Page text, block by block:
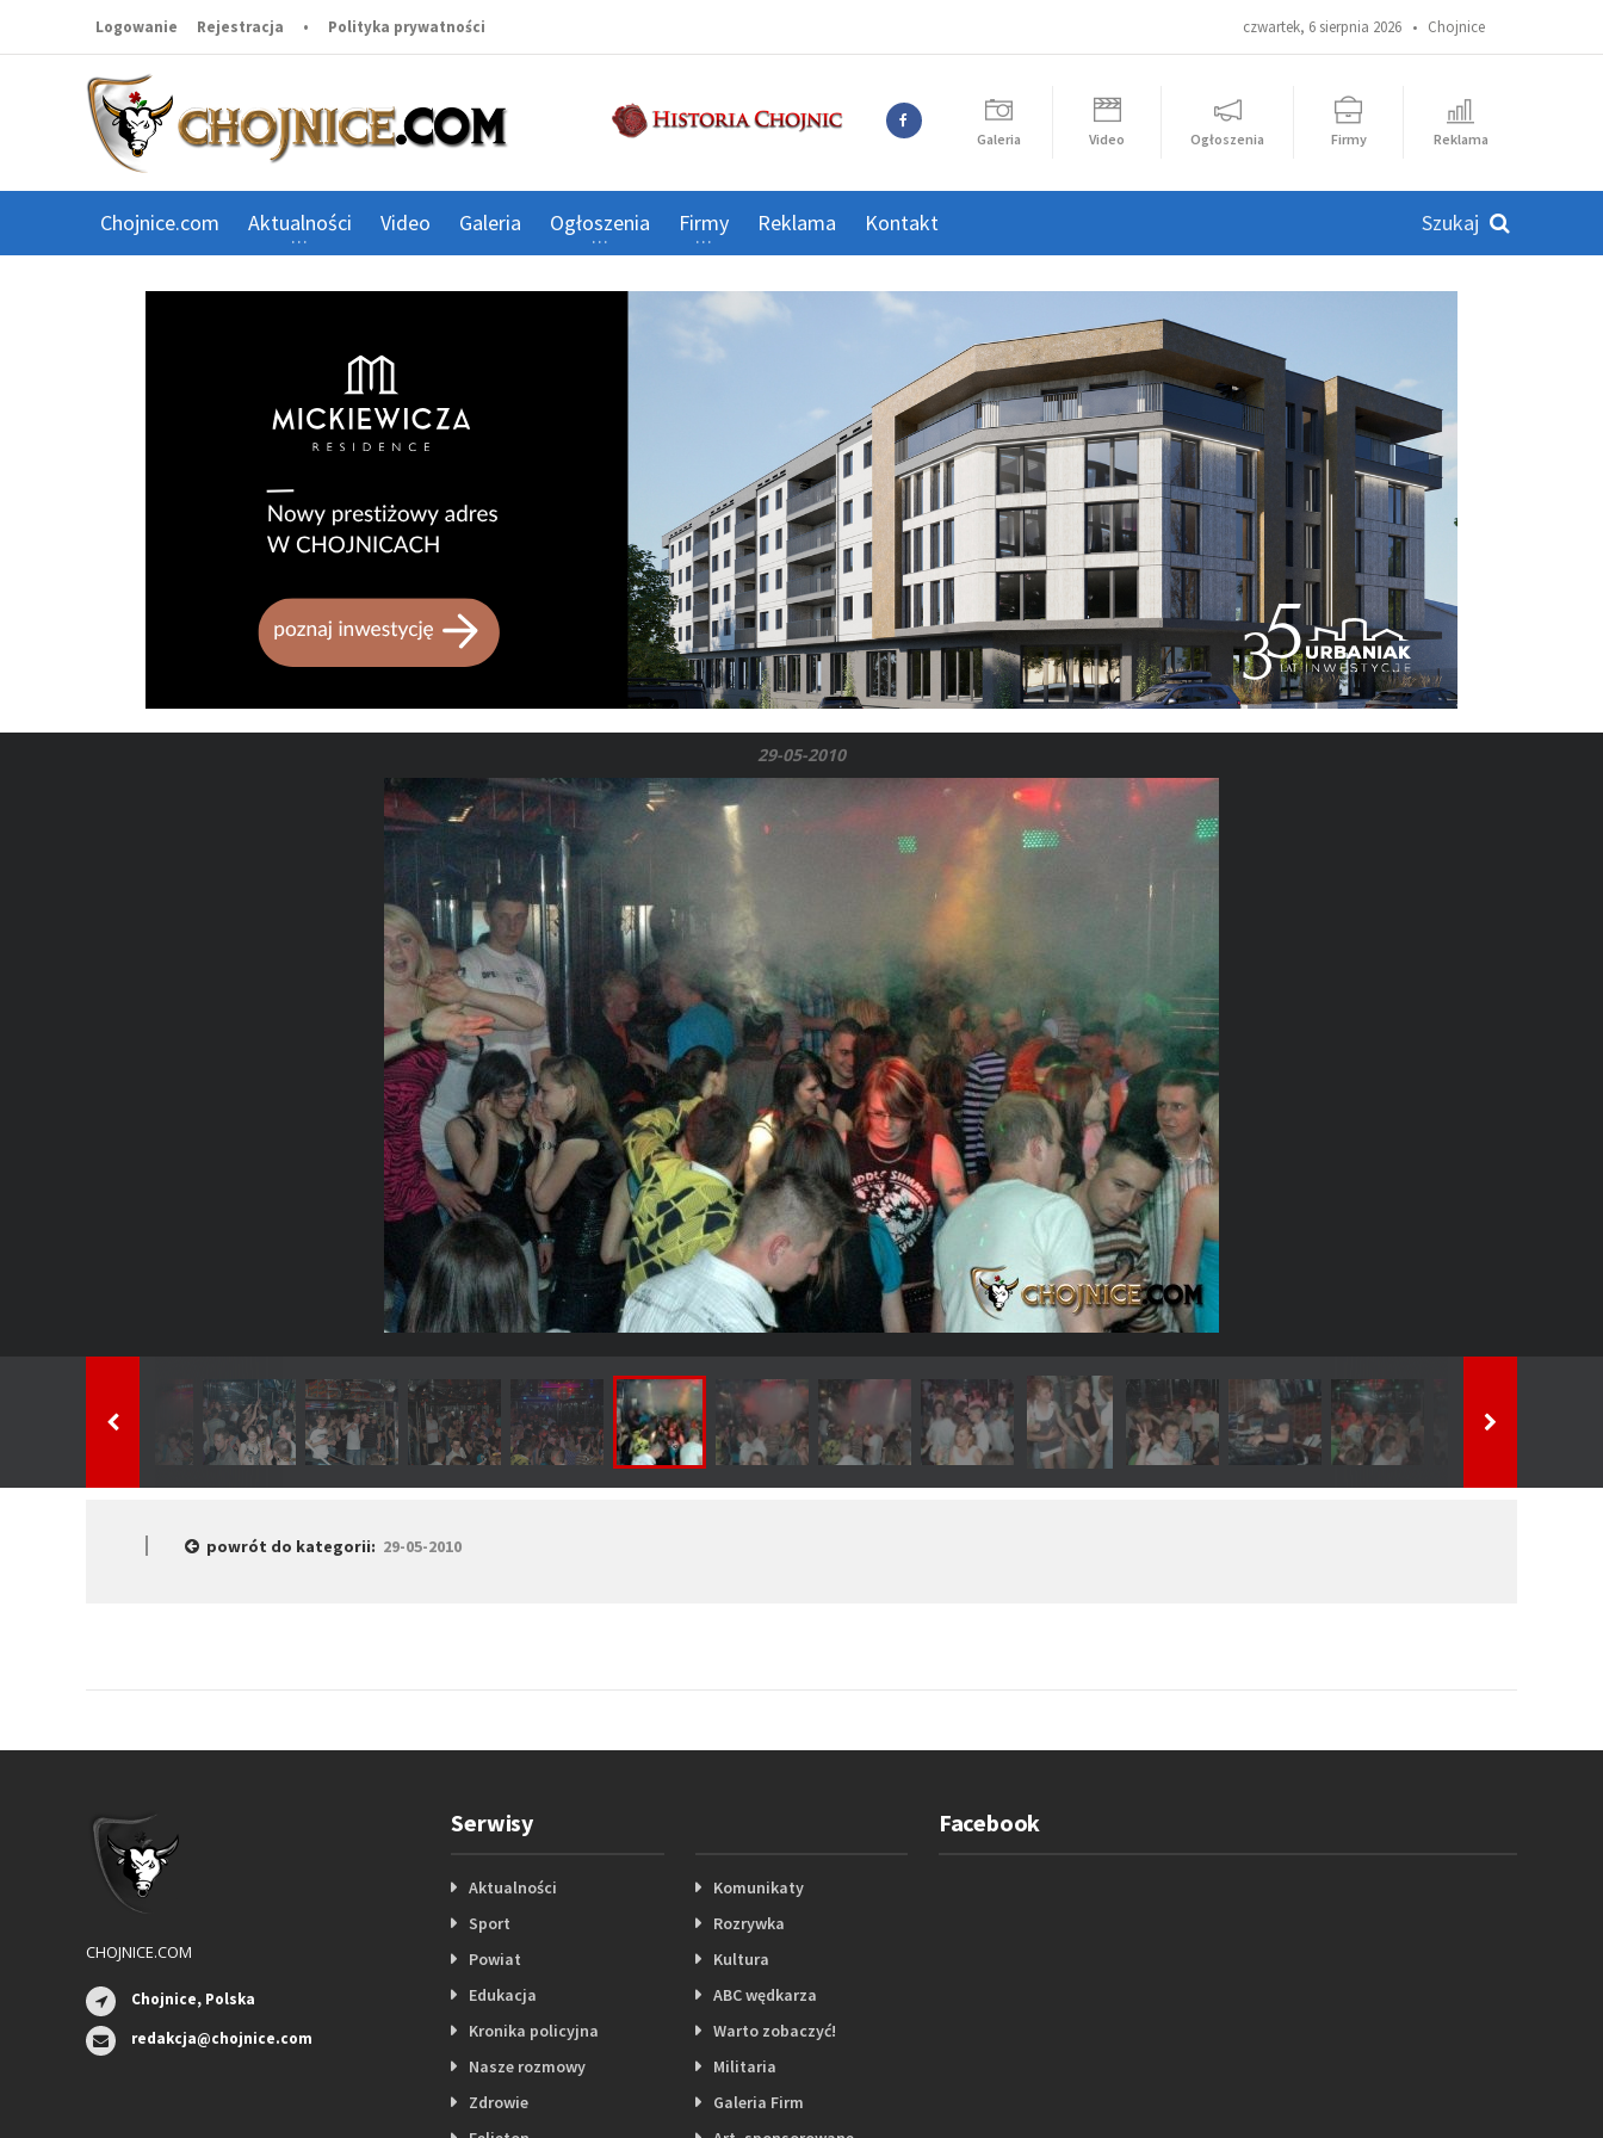
czwartek, 6 sierpnia 2026 • Chojnice
Logowanie Rejestracja • Polityka prywatności
Galeria Video Ogłoszenia Firmy Reklama
Chojnice.com Aktualności Video Galeria Ogłoszenia Firmy Reklama Kontakt
29-05-2010
powrót do kategorii: 29-05-2010
CHOJNICE.COM
Chojnice, Polska
redakcja@chojnice.com
Serwisy
Aktualności
Sport
Powiat
Edukacja
Kronika policyjna
Nasze rozmowy
Zdrowie
Komunikaty
Rozrywka
Kultura
ABC wędkarza
Warto zobaczyć!
Militaria
Galeria Firm
Facebook